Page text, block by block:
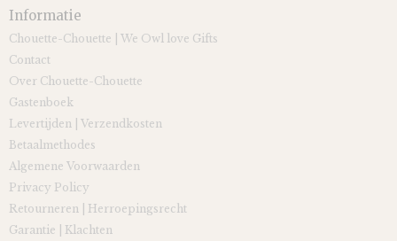
Informatie
Chouette-Chouette | We Owl love Gifts
Contact
Over Chouette-Chouette
Gastenboek
Levertijden | Verzendkosten
Betaalmethodes
Algemene Voorwaarden
Privacy Policy
Retourneren | Herroepingsrecht
Garantie | Klachten